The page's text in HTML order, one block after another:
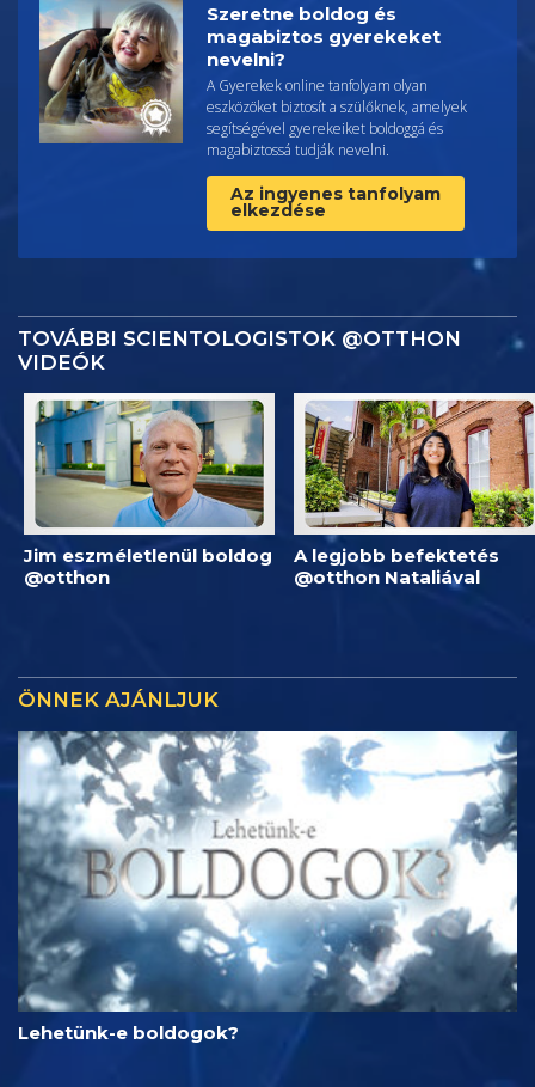
Szeretne boldog és
magabiztos gyerekeket
nevelni?
A Gyerekek online tanfolyam olyan
eszközöket biztosít a szülőknek, amelyek
segítségével gyerekeiket boldoggá és
magabiztossá tudják nevelni.
Az ingyenes tanfolyam
elkezdése
TOVÁBBI SCIENTOLOGISTOK @OTTHON
VIDEÓK
Jim eszméletlenül boldog
@otthon
A legjobb befektetés
@otthon Nataliával
ÖNNEK AJÁNLJUK
Lehetünk-e boldogok?